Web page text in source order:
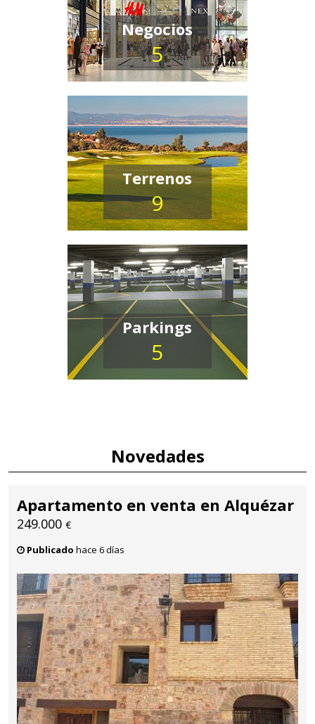
Negocios
5
Terrenos
9
Parkings
5
Novedades
Apartamento en venta en Alquézar
249.000 €
Publicado hace 6 días